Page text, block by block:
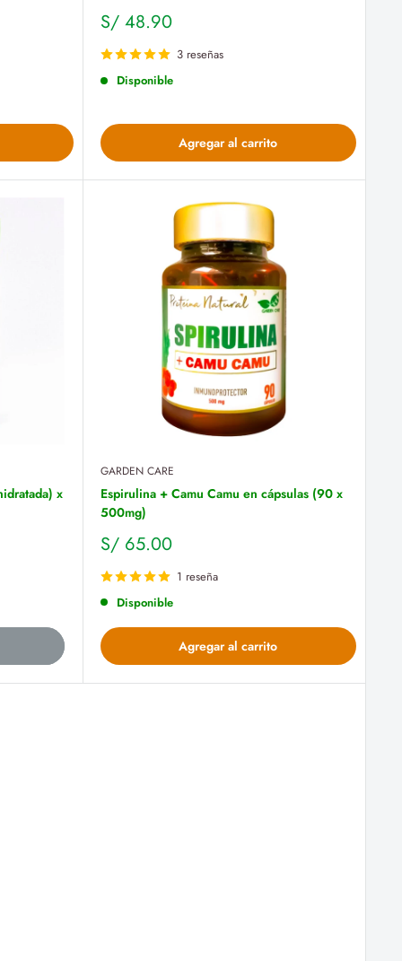
Precio
de
venta
S/ 48.90
3 reseñas
Disponible
Agregar al carrito
x
GARDEN CARE
Espirulina + Camu Camu en cápsulas (90 x
500mg)
Precio
de
venta
S/ 65.00
1 reseña
Disponible
Agregar al carrito